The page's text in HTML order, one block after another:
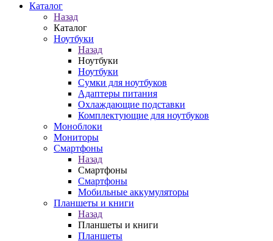
Каталог
Назад
Каталог
Ноутбуки
Назад
Ноутбуки
Ноутбуки
Сумки для ноутбуков
Адаптеры питания
Охлаждающие подставки
Комплектующие для ноутбуков
Моноблоки
Мониторы
Смартфоны
Назад
Смартфоны
Смартфоны
Мобильные аккумуляторы
Планшеты и книги
Назад
Планшеты и книги
Планшеты